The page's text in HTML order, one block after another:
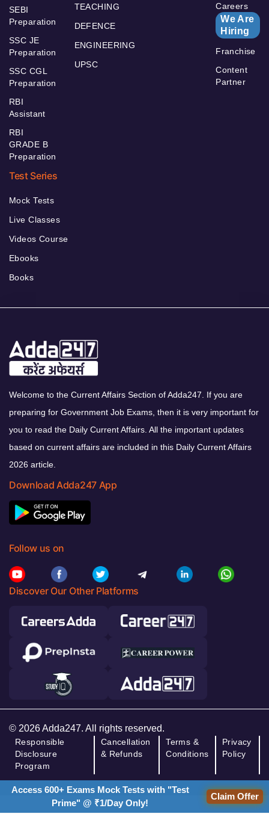
SEBI
Preparation
SSC JE
Preparation
SSC CGL
Preparation
RBI
Assistant
RBI
GRADE B
Preparation
TEACHING
DEFENCE
ENGINEERING
UPSC
Careers
We Are
Hiring
Franchise
Content
Partner
Test Series
Mock Tests
Live Classes
Videos Course
Ebooks
Books
Welcome to the Current Affairs Section of Adda247. If you are
preparing for Government Job Exams, then it is very important for
you to read the Daily Current Affairs. All the important updates
based on current affairs are included in this Daily Current Affairs
2026 article.
Download Adda247 App
Follow us on
Discover Our Other Platforms
© 2026 Adda247. All rights reserved.
Responsible
Disclosure
Program
Cancellation
& Refunds
Terms &
Conditions
Privacy
Policy
Access 600+ Exams Mock Tests with "Test
Prime" @ ₹1/Day Only!
Claim Offer